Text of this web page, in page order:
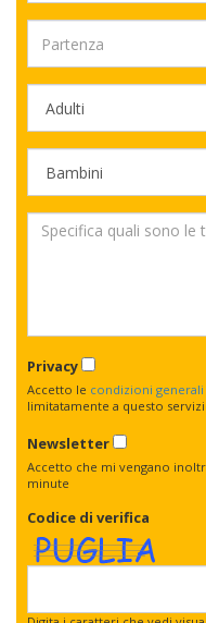
Privacy
Accetto le condizioni generali
limitatamente a questo
Newsletter
Accetto che mi vengano
minute
Codice di verifica